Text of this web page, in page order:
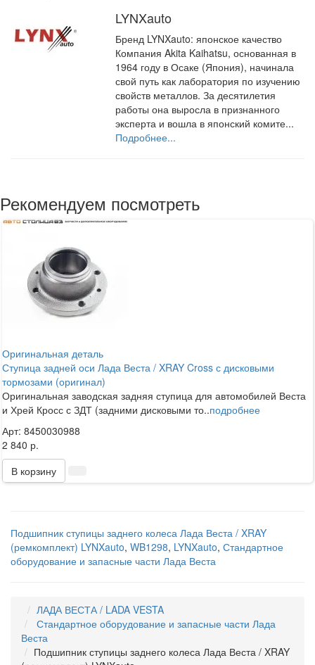
LYNXauto
Бренд LYNXauto: японское качество
Компания Akita Kaihatsu, основанная в
1964 году в Осаке (Япония), начинала
свой путь как лаборатория по изучению
свойств металлов. За десятилетия
работы она выросла в признанного
эксперта и вошла в японский комите...
Подробнее...
Рекомендуем посмотреть
Оригинальная деталь
Ступица задней оси Лада Веста / XRAY Cross с дисковыми
тормозами (оригинал)
Оригинальная заводская задняя ступица для автомобилей Веста
и Хрей Кросс с ЗДТ (задними дисковыми то..подробнее
Арт: 8450030988
2 840 р.
В корзину
Подшипник ступицы заднего колеса Лада Веста / XRAY
(ремкомплект) LYNXauto, WB1298, LYNXauto, Стандартное
оборудование и запасные части Лада Веста
ЛАДА ВЕСТА / LADA VESTA
Стандартное оборудование и запасные части Лада
Веста
Подшипник ступицы заднего колеса Лада Веста / XRAY